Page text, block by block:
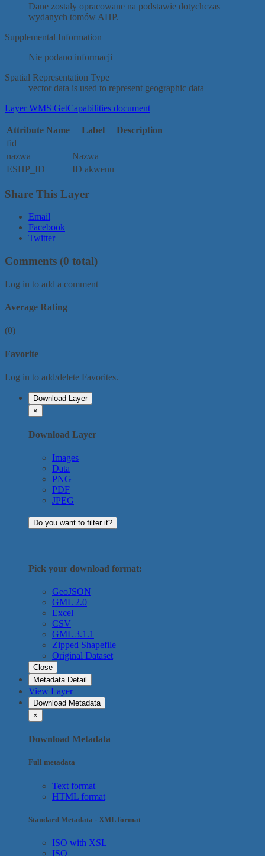
Dane zostały opracowane na podstawie dotychczas
wydanych tomów AHP.
Supplemental Information
Nie podano informacji
Spatial Representation Type
vector data is used to represent geographic data
Layer WMS GetCapabilities document
Attribute Name Label
Description
fid
nazwa
Nazwa
ESHP_ID
ID akwenu
Share This Layer
Email
Facebook
Twitter
Comments (0 total)
Log in to add a comment
Average Rating
(0)
Favorite
Log in to add/delete Favorites.
Download Layer
×
Download Layer
Images
Data
PNG
PDF
JPEG
Do you want to filter it?
Pick your download format:
GeoJSON
GML 2.0
Excel
CSV
GML 3.1.1
Zipped Shapefile
Original Dataset
Close
Metadata Detail
View Layer
Download Metadata
×
Download Metadata
Full metadata
Text format
HTML format
Standard Metadata - XML format
ISO with XSL
ISO